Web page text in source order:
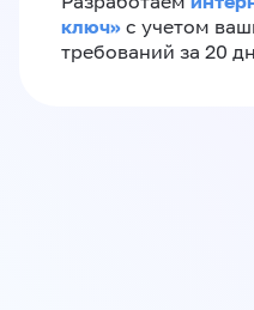
ключ»‎ с учетом
требований за 20